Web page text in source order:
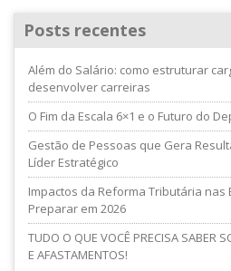
Posts recentes
Além do Salário: como estruturar
desenvolver carreiras
O Fim da Escala 6×1 e o Futuro do
Gestão de Pessoas que Gera
Líder Estratégico
Impactos da Reforma Tributária nas
Preparar em 2026
TUDO O QUE VOCÊ PRECISA SABER
E AFASTAMENTOS!